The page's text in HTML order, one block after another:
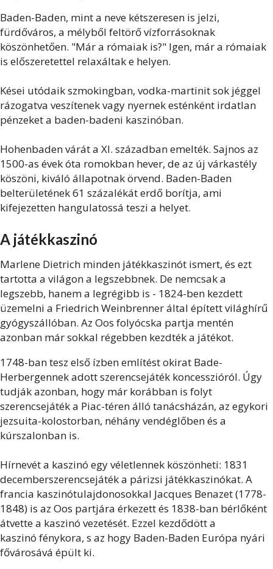
Baden-Baden, mint a neve kétszeresen is jelzi,
fürdőváros, a mélyből feltörő vízforrásoknak
köszönhetően. "Már a rómaiak is?" Igen, már a rómaiak
is előszeretettel relaxáltak e helyen.
Kései utódaik szmokingban, vodka-martinit sok jéggel
rázogatva veszítenek vagy nyernek esténként irdatlan
pénzeket a baden-badeni kaszinóban.
Hohenbaden várát a XI. században emelték. Sajnos az
1500-as évek óta romokban hever, de az új várkastély
köszöni, kiváló állapotnak örvend. Baden-Baden
belterületének 61 százalékát erdő borítja, ami
kifejezetten hangulatossá teszi a helyet.
A játékkaszinó
Marlene Dietrich minden játékkaszinót ismert, és ezt
tartotta a világon a legszebbnek. De nemcsak a
legszebb, hanem a legrégibb is - 1824-ben kezdett
üzemelni a Friedrich Weinbrenner által épített világhírű
gyógyszállóban. Az Oos folyócska partja mentén
azonban már sokkal régebben kezdték a játékot.
1748-ban tesz első ízben említést okirat Bade-
Herbergennek adott szerencsejáték koncesszióról. Úgy
tudják azonban, hogy már korábban is folyt
szerencsejáték a Piac-téren álló tanácsházán, az egykori
jezsuita-kolostorban, néhány vendéglőben és a
kúrszalonban is.
Hírnevét a kaszinó egy véletlennek köszönheti: 1831
decemberszerencsejáték a párizsi játékkaszinókat. A
francia kaszinótulajdonosokkal Jacques Benazet (1778-
1848) is az Oos partjára érkezett és 1838-ban bérlőként
átvette a kaszinó vezetését. Ezzel kezdődött a
kaszinó fénykora, s az hogy Baden-Baden Európa nyári
fővárosává épült ki.